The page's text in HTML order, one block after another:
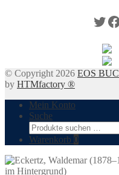
© Copyright 2026 EOS
by HTMfactory ®
Mein Konto
Suche
Suchen
nach:
Warenkorb 0